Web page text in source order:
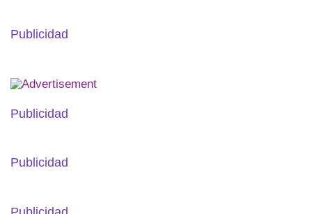
Publicidad
Publicidad
Publicidad